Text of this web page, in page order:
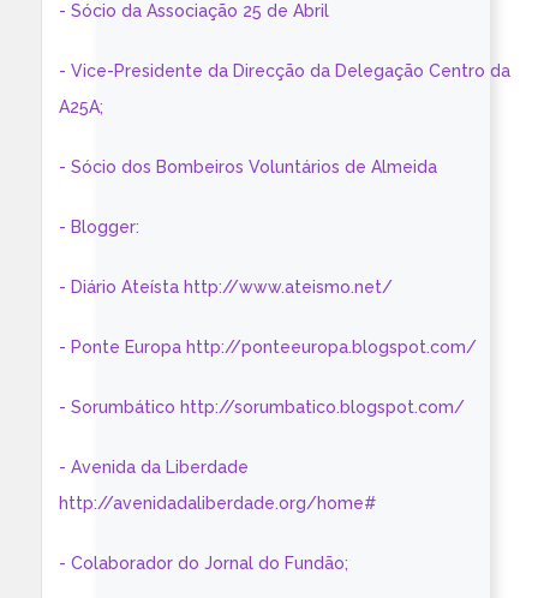
- Sócio da Associação 25 de Abril
- Vice-Presidente da Direcção da Delegação Centro da
A25A;
- Sócio dos Bombeiros Voluntários de Almeida
- Blogger:
- Diário Ateísta http://www.ateismo.net/
- Ponte Europa http://ponteeuropa.blogspot.com/
- Sorumbático http://sorumbatico.blogspot.com/
- Avenida da Liberdade
http://avenidadaliberdade.org/home#
- Colaborador do Jornal do Fundão;